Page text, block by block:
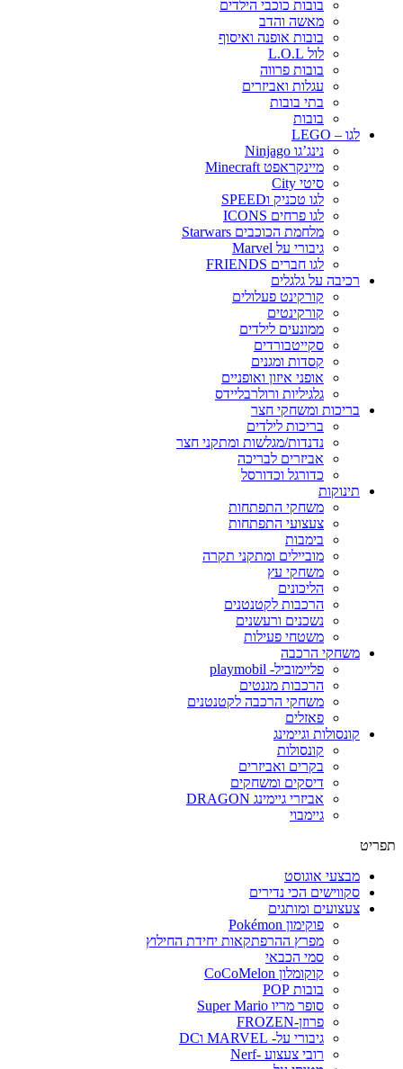
בובות כוכבי הילדים
מאשה והדב
בובות אופנה ואיסוף
לול L.O.L
בובות פרווה
עגלות ואביזרים
בתי בובות
בובות
לגו – LEGO
נינג’גו Ninjago
מיינקראפט Minecraft
סיטי City
לגו טכניק וSPEED
לגו פרחים ICONS
מלחמת הכוכבים Starwars
גיבורי על Marvel
לגו חברים FRIENDS
רכיבה על גלגלים
קורקינט פעלולים
קורקינטים
ממונעים לילדים
סקייטבורדים
קסדות ומגנים
אופני איזון ואופניים
גלגיליות ורולרבליידס
בריכות ומשחקי חצר
בריכות לילדים
נדנדות/מגלשות ומתקני חצר
אביזרים לבריכה
כדורגל וכדורסל
תינוקות
משחקי התפתחות
צעצועי התפתחות
בימבות
מוביילים ומתקני תקרה
משחקי עץ
הליכונים
הרכבות לקטנטנים
נשכנים ורעשנים
משטחי פעילות
משחקי הרכבה
פליימוביל- playmobil
הרכבות מגנטים
משחקי הרכבה לקטנטנים
פאזלים
קונסולות וגיימינג
קונסולות
בקרים ואביזרים
דיסקים ומשחקים
אביזרי גיימינג DRAGON
גיימבוי
תפריט
מבצעי אוגוסט
סקווישים הכי נדירים
צעצועים ומותגים
פוקימון Pokémon
מפרץ ההרפתקאות יחידת החילוץ
סמי הכבאי
קוקומלון CoCoMelon
בובות POP
סופר מריו Super Mario
פרוזן-FROZEN
גיבורי על- MARVEL וDC
רובי צעצוע -Nerf